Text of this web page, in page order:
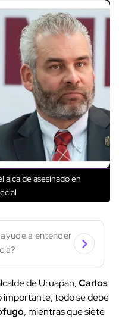
alcalde asesinado en
a entender
de Uruapan,Carlos
importante, todo se debe
, mientras que siete